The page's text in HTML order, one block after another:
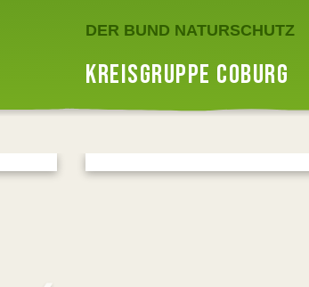
DER BUND NATURSCHUTZ
KREISGRUPPE COBURG